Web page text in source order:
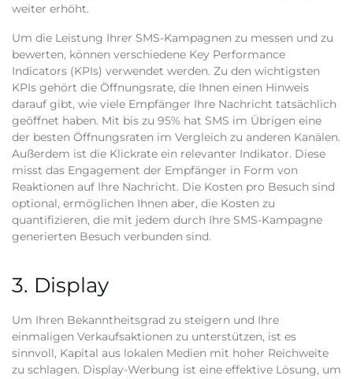
weiter erhöht.
Um die Leistung Ihrer SMS-Kampagnen zu messen und zu
bewerten, können verschiedene Key Performance
Indicators (KPIs) verwendet werden. Zu den wichtigsten
KPIs gehört die Öffnungsrate, die Ihnen einen Hinweis
darauf gibt, wie viele Empfänger Ihre Nachricht tatsächlich
geöffnet haben. Mit bis zu 95% hat SMS im Übrigen eine
der besten Öffnungsraten im Vergleich zu anderen Kanälen.
Außerdem ist die Klickrate ein relevanter Indikator. Diese
misst das Engagement der Empfänger in Form von
Reaktionen auf Ihre Nachricht. Die Kosten pro Besuch sind
optional, ermöglichen Ihnen aber, die Kosten zu
quantifizieren, die mit jedem durch Ihre SMS-Kampagne
generierten Besuch verbunden sind.
3. Display
Um Ihren Bekanntheitsgrad zu steigern und Ihre
einmaligen Verkaufsaktionen zu unterstützen, ist es
sinnvoll, Kapital aus lokalen Medien mit hoher Reichweite
zu schlagen. Display-Werbung ist eine effektive Lösung, um